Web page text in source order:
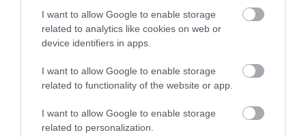
I want to allow Google to enable storage
related to analytics like cookies on web or
device identifiers in apps.
I want to allow Google to enable storage
related to functionality of the website or app.
I want to allow Google to enable storage
related to personalization.
«Θρίλερ» στον Λυκαβηττό: Εντοπίστηκε
σορός σε σπηλιά κοντά σε εκκλησάκι! –
Δείτε φωτογραφίες από το σημείο (upd)
08.08.2026 | 13:27